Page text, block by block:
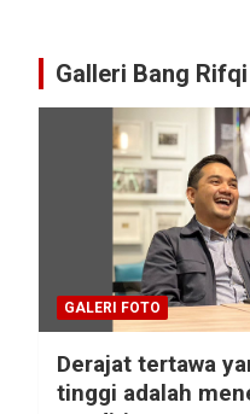
Galleri Bang Rifqi
GALERI FOTO
Derajat tertawa
tinggi adalah